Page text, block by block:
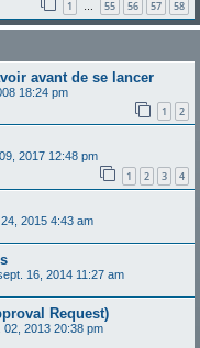
1 … 55 56 57 58
avant de se lancer
18:24 pm
1 2
2017 12:48 pm
1 2 3 4
2015 4:43 am
16, 2014 11:27 am
Request)
02, 2013 20:38 pm